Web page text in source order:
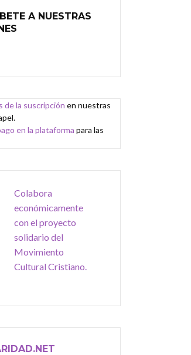
A NUESTRAS
dela suscripción en nuestras
en la plataforma para las
Colabora
económicamente
con el proyecto
solidario del
Movimiento
Cultural Cristiano.